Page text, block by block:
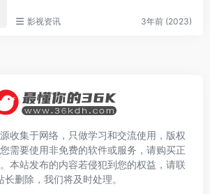
影视资讯 3年前 (2023)
收集于网络，只做学习和交流使用，版权
需要使用非免费的软件或服务，请购买正
本站发布的内容若侵犯到您的权益，请联
长删除，我们将及时处理。